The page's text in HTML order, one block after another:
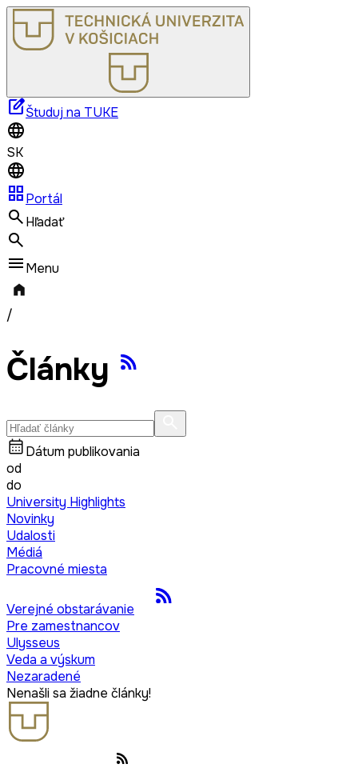
edit_squareŠtuduj na TUKE
SK
grid_viewPortál
Hľadať
Menu
/
Články
Dátum publikovania
od
do
University Highlights
Novinky
Udalosti
Médiá
Pracovné miesta
Verejné obstarávanie
Pre zamestnancov
Ulysseus
Veda a výskum
Nezaradené
Nenašli sa žiadne články!